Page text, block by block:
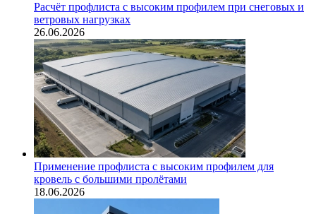
Расчёт профлиста с высоким профилем при снеговых и
ветровых нагрузках
26.06.2026
Применение профлиста с высоким профилем для
кровель с большими пролётами
18.06.2026